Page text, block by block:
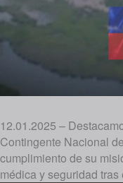
12.01.2025 –
Contingente Nacional
cumplimiento de su
médica y seguridad tras